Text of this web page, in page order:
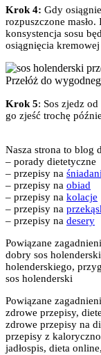
Krok 4: Gdy
rozpuszczone
konsystencja sosu
osiągnięcia
Przełóż do
Krok 5: Sos zjedz
go zjeść trochę
Nasza strona to blog
– porady dietetyczne
– przepisy na
– przepisy na obiad
– przepisy na kolacje
– przepisy na
– przepisy na desery
Powiązane
dobry sos
holenderskiego,
sos holenderski
Powiązane
zdrowe przepisy,
zdrowe przepisy na
przepisy z
jadłospis, dieta